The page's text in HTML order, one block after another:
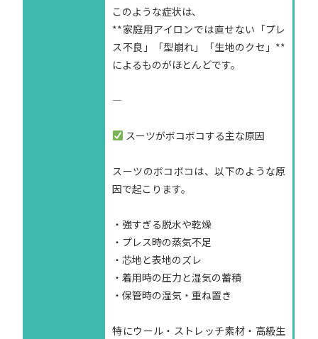
このような症状は、
**家庭用アイロンでは直せない「プレ
ス不良」「型崩れ」「生地のクセ」**
によるものがほとんどです。
—
スーツがボコボコする主な原因
スーツのボコボコは、以下のような原
因で起こります。
・強すぎる脱水や乾燥
・プレス時の蒸気不足
・芯地と表地のズレ
・着用時の圧力と湿気の蓄積
・保管時の湿気・重ね置き
特にウール・ストレッチ素材・高級生